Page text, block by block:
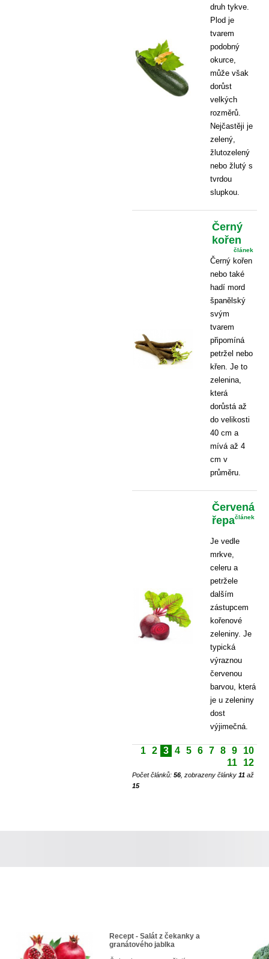
druh tykve.
Plod je
tvarem
podobný
okurce,
může však
dorůst
velkých
rozměrů.
Nejčastěji je
zelený,
žlutozelený
nebo žlutý s
tvrdou
slupkou.
Černý
kořen
článek
Černý kořen
nebo také
hadí mord
španělský
svým
tvarem
připomíná
petržel nebo
křen. Je to
zelenina,
která
dorůstá až
do velikosti
40 cm a
mívá až 4
cm v
průměru.
Červená
řepačlánek
Je vedle
mrkve,
celeru a
petržele
dalším
zástupcem
kořenové
zeleniny. Je
typická
výraznou
červenou
barvou, která
je u zeleniny
dost
výjimečná.
1 2 3 4 5 6 7 8 9
10
11
12
Počet článků: 56 , zobrazeny články 11 až
15
Recept - Salát z čekanky a
granátového jablka